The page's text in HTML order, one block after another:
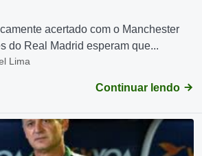
acertado com o Manchester
do Real Madrid esperam que...
Lima
Continuar lendo